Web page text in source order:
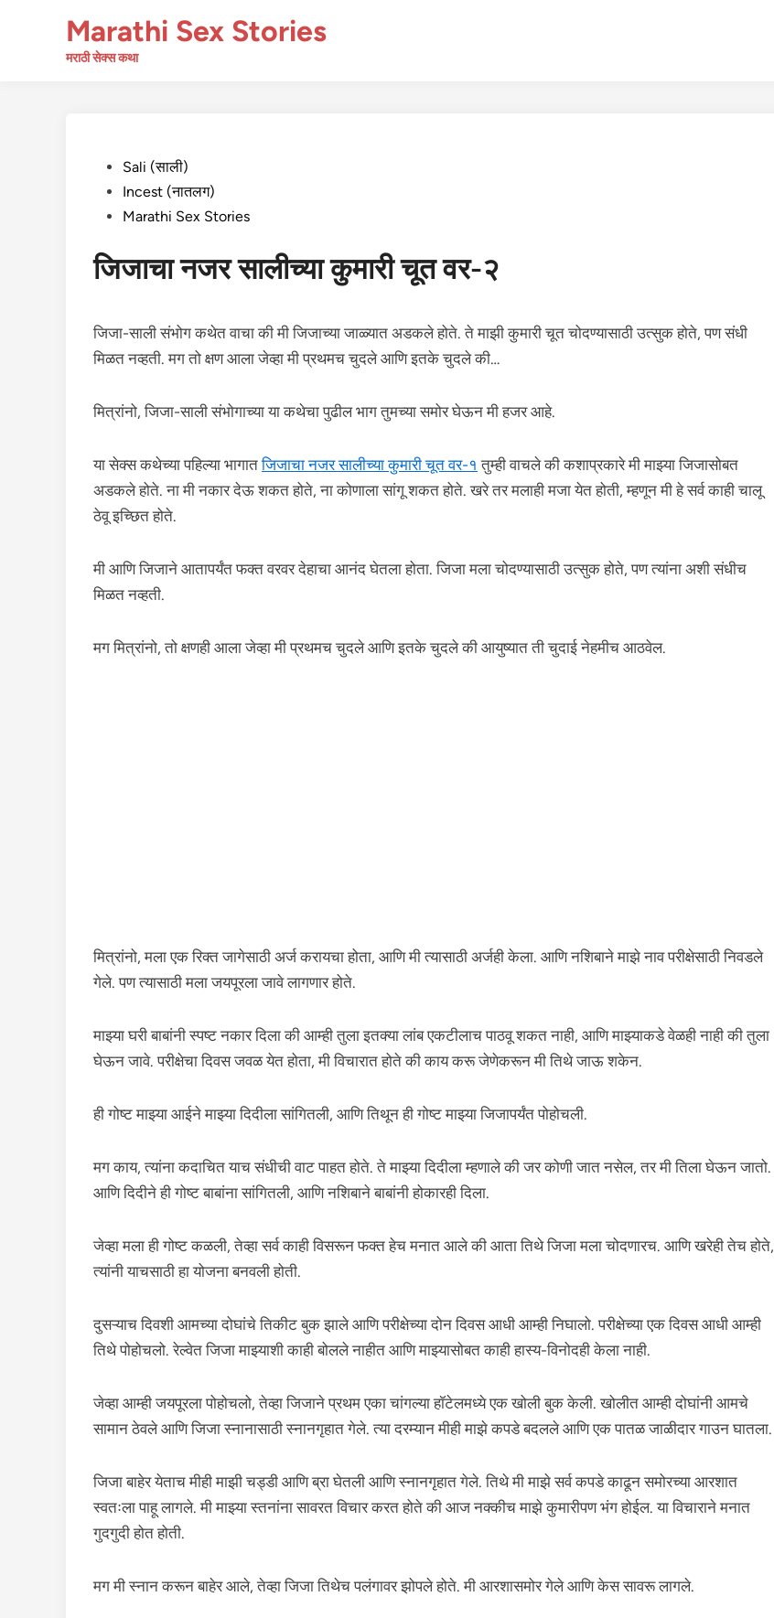
Marathi Sex Stories
मराठी सेक्स कथा
PostedSali (साली)
Incest (नातलग)
Marathi Sex Stories
जिजाचा नजर सालीच्या कुमारी चूत वर-२
जिजा-साली संभोग कथेत वाचा की मी जिजाच्या जाळ्यात अडकले होते. ते माझी कुमारी चूत चोदण्यासाठी उत्सुक होते, पण संधी
मिळत नव्हती. मग तो क्षण आला जेव्हा मी प्रथमच चुदले आणि इतके चुदले की…
मित्रांनो, जिजा-साली संभोगाच्या या कथेचा पुढील भाग तुमच्या समोर घेऊन मी हजर आहे.
या सेक्स कथेच्या पहिल्या भागातजिजाचा नजर सालीच्या कुमारी चूत वर-१ तुम्ही वाचले की कशाप्रकारे मी माझ्या जिजासोबत
अडकले होते. ना मी नकार देऊ शकत होते, ना कोणाला सांगू शकत होते. खरे तर मलाही मजा येत होती, म्हणून मी हे सर्व काही चालू
ठेवू इच्छित होते.
मी आणि जिजाने आतापर्यंत फक्त वरवर देहाचा आनंद घेतला होता. जिजा मला चोदण्यासाठी उत्सुक होते, पण त्यांना अशी संधीच
मिळत नव्हती.
मग मित्रांनो, तो क्षणही आला जेव्हा मी प्रथमच चुदले आणि इतके चुदले की आयुष्यात ती चुदाई नेहमीच आठवेल.
मित्रांनो, मला एक रिक्त जागेसाठी अर्ज करायचा होता, आणि मी त्यासाठी अर्जही केला. आणि नशिबाने माझे नाव परीक्षेसाठी निवडले
गेले. पण त्यासाठी मला जयपूरला जावे लागणार होते.
माझ्या घरी बाबांनी स्पष्ट नकार दिला की आम्ही तुला इतक्या लांब एकटीलाच पाठवू शकत नाही, आणि माझ्याकडे वेळही नाही की तुला
घेऊन जावे. परीक्षेचा दिवस जवळ येत होता, मी विचारात होते की काय करू जेणेकरून मी तिथे जाऊ शकेन.
ही गोष्ट माझ्या आईने माझ्या दिदीला सांगितली, आणि तिथून ही गोष्ट माझ्या जिजापर्यंत पोहोचली.
मग काय, त्यांना कदाचित याच संधीची वाट पाहत होते. ते माझ्या दिदीला म्हणाले की जर कोणी जात नसेल, तर मी तिला घेऊन जातो.
आणि दिदीने ही गोष्ट बाबांना सांगितली, आणि नशिबाने बाबांनी होकारही दिला.
जेव्हा मला ही गोष्ट कळली, तेव्हा सर्व काही विसरून फक्त हेच मनात आले की आता तिथे जिजा मला चोदणारच. आणि खरेही तेच होते,
त्यांनी याचसाठी हा योजना बनवली होती.
दुसऱ्याच दिवशी आमच्या दोघांचे तिकीट बुक झाले आणि परीक्षेच्या दोन दिवस आधी आम्ही निघालो. परीक्षेच्या एक दिवस आधी आम्ही
तिथे पोहोचलो. रेल्वेत जिजा माझ्याशी काही बोलले नाहीत आणि माझ्यासोबत काही हास्य-विनोदही केला नाही.
जेव्हा आम्ही जयपूरला पोहोचलो, तेव्हा जिजाने प्रथम एका चांगल्या हॉटेलमध्ये एक खोली बुक केली. खोलीत आम्ही दोघांनी आमचे
सामान ठेवले आणि जिजा स्नानासाठी स्नानगृहात गेले. त्या दरम्यान मीही माझे कपडे बदलले आणि एक पातळ जाळीदार गाउन घातला.
जिजा बाहेर येताच मीही माझी चड्डी आणि ब्रा घेतली आणि स्नानगृहात गेले. तिथे मी माझे सर्व कपडे काढून समोरच्या आरशात
स्वतःला पाहू लागले. मी माझ्या स्तनांना सावरत विचार करत होते की आज नक्कीच माझे कुमारीपण भंग होईल. या विचाराने मनात
गुदगुदी होत होती.
मग मी स्नान करून बाहेर आले, तेव्हा जिजा तिथेच पलंगावर झोपले होते. मी आरशासमोर गेले आणि केस सावरू लागले.